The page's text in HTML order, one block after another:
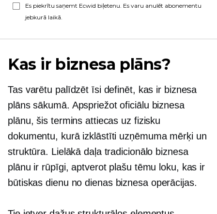
Es piekrītu saņemt Ecwid biļetenu. Es varu anulēt abonementu
jebkurā laikā.
Kas ir biznesa plāns?
Tas varētu palīdzēt īsi definēt, kas ir biznesa
plāns sākumā. Apspriežot oficiālu biznesa
plānu, šis termins attiecas uz fizisku
dokumentu, kurā izklāstīti uzņēmuma mērķi un
struktūra. Lielākā daļa tradicionālo biznesa
plānu ir rūpīgi, aptverot plašu tēmu loku, kas ir
būtiskasdienu no dienasbiznesa operācijas.